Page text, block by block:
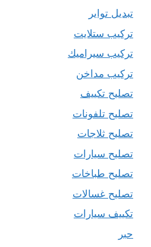
تبديل تواير
تركيب ستلايت
تركيب سيراميك
تركيب مداخن
تصليح تكييف
تصليح تلفونات
تصليح ثلاجات
تصليح سيارات
تصليح طباخات
تصليح غسالات
تكييف سيارات
حبر